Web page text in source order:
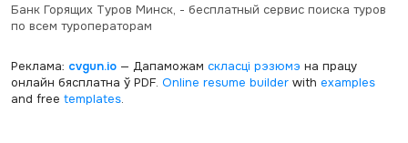
Банк Горящих Туров Минск, - бесплатный сервис поиска туров
по всем туроператорам
Реклама: cvgun.io— Дапаможам скласці рэзюмэ на працу
онлайн бясплатна ў PDF. Online resume builderwith examples
and free templates.